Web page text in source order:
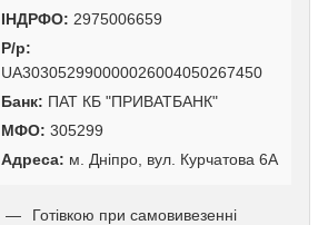
ІНДРФО: 2975006659
Р/р:
UA303052990000026004050267450
Банк: ПАТ КБ "ПРИВАТБАНК"
МФО: 305299
Адреса: м. Дніпро, вул. Курчатова 6А
Готівкою при самовивезенні